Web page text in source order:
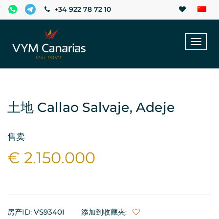
+34 922 78 72 10
土地 Callao Salvaje, Adeje
售卖
€ 2.150.000
房产ID: VS9340I 添加到收藏夹: